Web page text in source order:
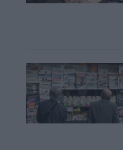
Τα